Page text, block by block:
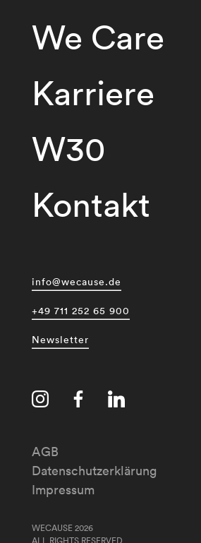
We Care
Karriere
W30
Kontakt
info@wecause.de
+49 711 252 65 900
Newsletter
AGB
Datenschutzerklärung
Impressum
WECAUSE 2026